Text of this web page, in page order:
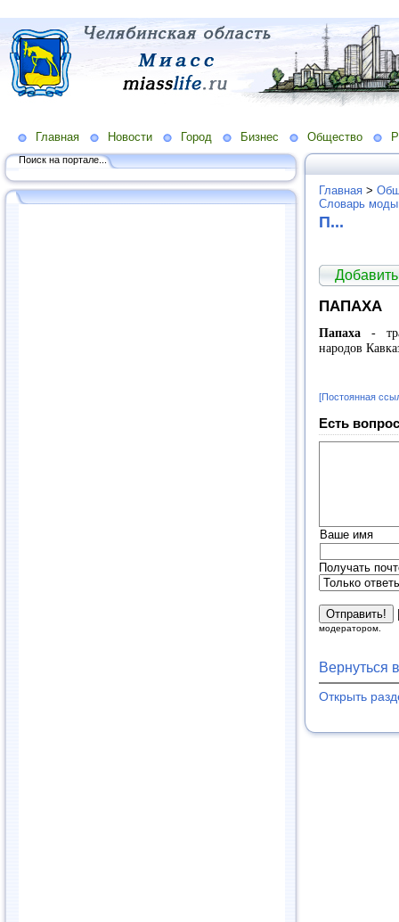
Главная Новости Город Бизнес Общество
Поиск на портале...
Главная >
Словарь
П...
ПАПАХА
Папаха -
народов
[Постоянная
Есть
Ваше имя
Получать
модератором.
Вернуться
Открыть